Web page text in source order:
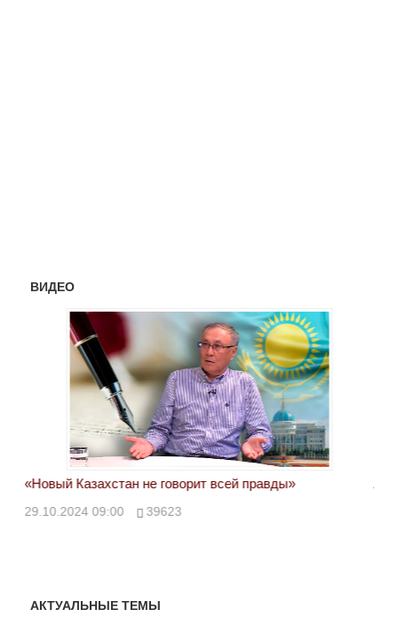
ВИДЕО
«Новый Казахстан не говорит всей правды»
29.10.2024 09:00 39623
АКТУАЛЬНЫЕ ТЕМЫ